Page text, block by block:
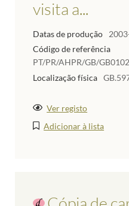
visita a...
Datas de produção
Código de referência
PT/PR/AHPR/GB/
Localização física
Ver registo
Adicionar à lista